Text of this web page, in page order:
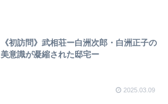
《初訪問》武相荘ー白洲次郎・白洲正子の
美意識が凝縮された邸宅ー
2025.03.09